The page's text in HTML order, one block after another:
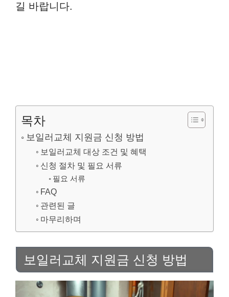
길 바랍니다.
목차
보일러교체 지원금 신청 방법
보일러교체 대상 조건 및 혜택
신청 절차 및 필요 서류
필요 서류
FAQ
관련된 글
마무리하며
보일러교체 지원금 신청 방법